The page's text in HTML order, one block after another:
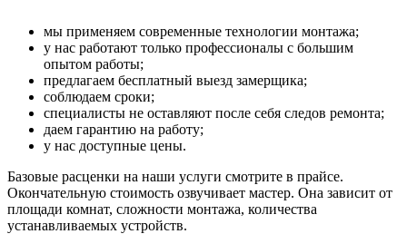
мы применяем современные технологии монтажа;
у нас работают только профессионалы с большим
опытом работы;
предлагаем бесплатный выезд замерщика;
соблюдаем сроки;
специалисты не оставляют после себя следов ремонта;
даем гарантию на работу;
у нас доступные цены.
Базовые расценки на наши услуги смотрите в прайсе.
Окончательную стоимость озвучивает мастер. Она зависит от
площади комнат, сложности монтажа, количества
устанавливаемых устройств.